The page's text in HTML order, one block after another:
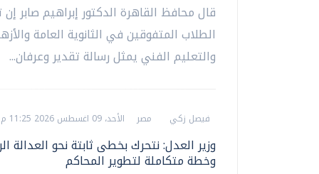
قال محافظ القاهرة الدكتور إبراهيم صابر إن
الطلاب المتفوقين في الثانوية العامة
والتعليم الفني يمثل رسالة تقدير وعرفان...
فيصل زكي مصر الأحد، 09 اغسطس 2026 11:25 م
وزير العدل: نتحرك بخطى ثابتة نحو العدالة
وخطة متكاملة لتطوير المحاكم